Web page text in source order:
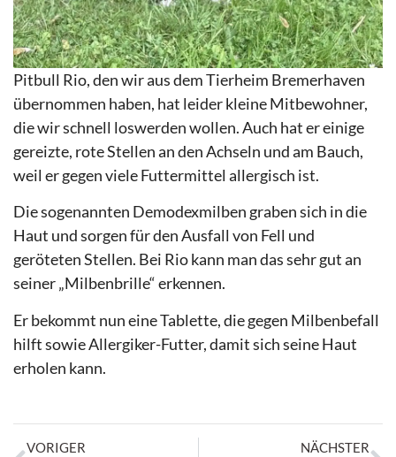
Pitbull Rio, den wir aus dem Tierheim Bremerhaven
übernommen haben, hat leider kleine Mitbewohner,
die wir schnell loswerden wollen. Auch hat er einige
gereizte, rote Stellen an den Achseln und am Bauch,
weil er gegen viele Futtermittel allergisch ist.
Die sogenannten Demodexmilben graben sich in die
Haut und sorgen für den Ausfall von Fell und
geröteten Stellen. Bei Rio kann man das sehr gut an
seiner „Milbenbrille“ erkennen.
Er bekommt nun eine Tablette, die gegen Milbenbefall
hilft sowie Allergiker-Futter, damit sich seine Haut
erholen kann.
VORIGER NÄCHSTER